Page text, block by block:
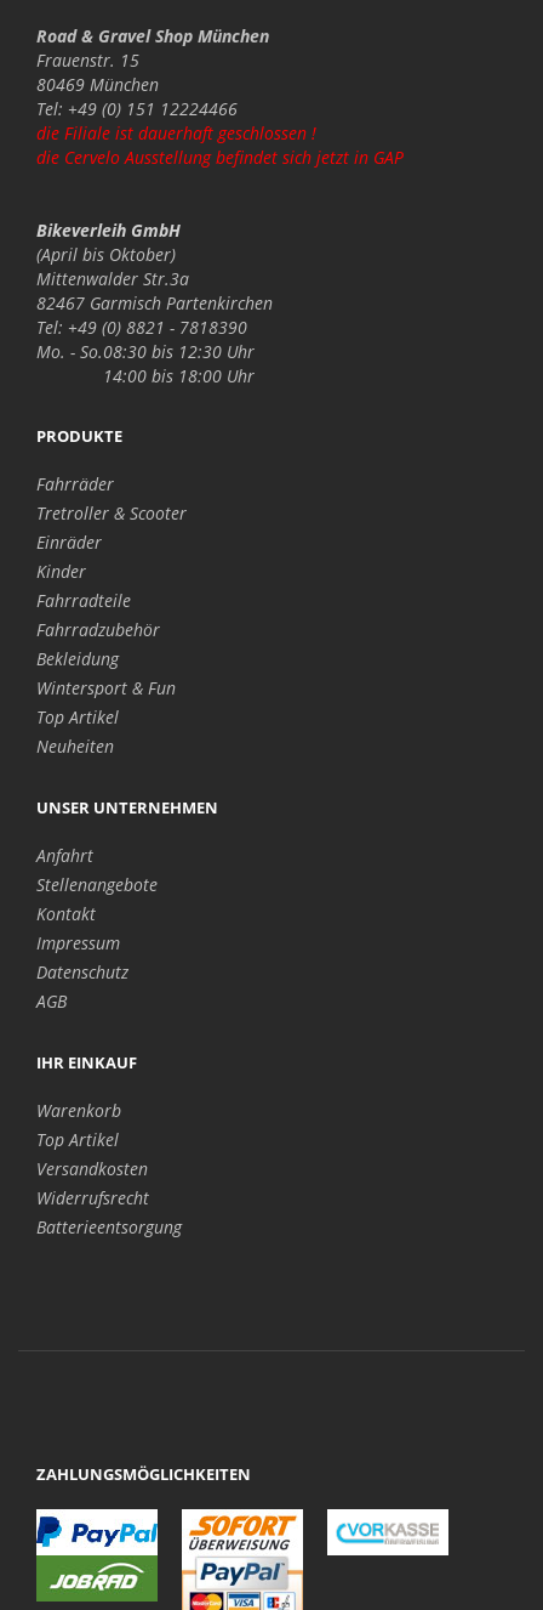
Road & Gravel Shop München
Frauenstr. 15
80469 München
Tel: +49 (0) 151 12224466
die Filiale ist dauerhaft geschlossen !
die Cervelo Ausstellung befindet sich jetzt in GAP
Bikeverleih GmbH
(April bis Oktober)
Mittenwalder Str.3a
82467 Garmisch Partenkirchen
Tel: +49 (0) 8821 - 7818390
Mo. - So.08:30 bis 12:30 Uhr
14:00 bis 18:00 Uhr
PRODUKTE
Fahrräder
Tretroller & Scooter
Einräder
Kinder
Fahrradteile
Fahrradzubehör
Bekleidung
Wintersport & Fun
Top Artikel
Neuheiten
UNSER UNTERNEHMEN
Anfahrt
Stellenangebote
Kontakt
Impressum
Datenschutz
AGB
IHR EINKAUF
Warenkorb
Top Artikel
Versandkosten
Widerrufsrecht
Batterieentsorgung
ZAHLUNGSMÖGLICHKEITEN